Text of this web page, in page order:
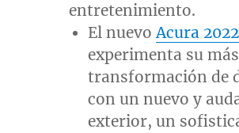
entretenimiento.
El nuevoAcura
experimenta su
transformación de
con un nuevo y
exterior, un